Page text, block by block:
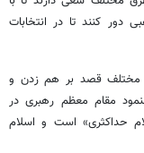
دور کنند تا در انتخابات
مختلف قصد بر هم زدن و
مقام معظم رهبری در
حداکثری» است و اسلام